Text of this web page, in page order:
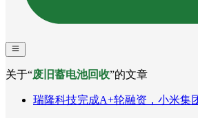
关于“废旧蓄电池回收”的文章
瑞隆科技完成A+轮融资，小米集